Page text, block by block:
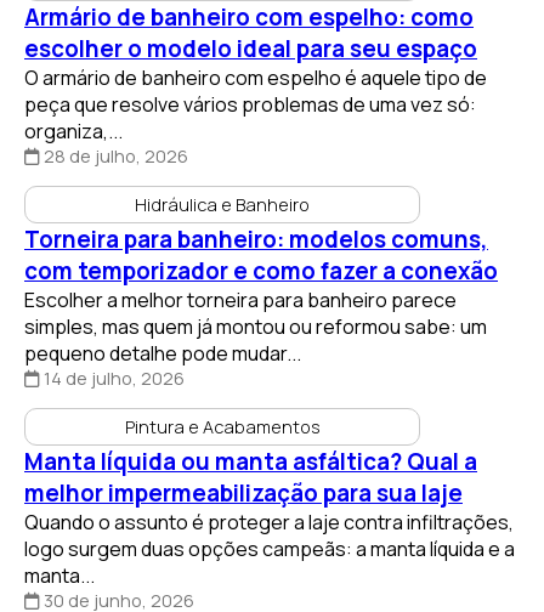
Armário de banheiro com espelho: como
escolher o modelo ideal para seu espaço
O armário de banheiro com espelho é aquele tipo de
peça que resolve vários problemas de uma vez só:
organiza,...
28 de julho, 2026
Hidráulica e Banheiro
Torneira para banheiro: modelos comuns,
com temporizador e como fazer a conexão
Escolher a melhor torneira para banheiro parece
simples, mas quem já montou ou reformou sabe: um
pequeno detalhe pode mudar...
14 de julho, 2026
Pintura e Acabamentos
Manta líquida ou manta asfáltica? Qual a
melhor impermeabilização para sua laje
Quando o assunto é proteger a laje contra infiltrações,
logo surgem duas opções campeãs: a manta líquida e a
manta...
30 de junho, 2026